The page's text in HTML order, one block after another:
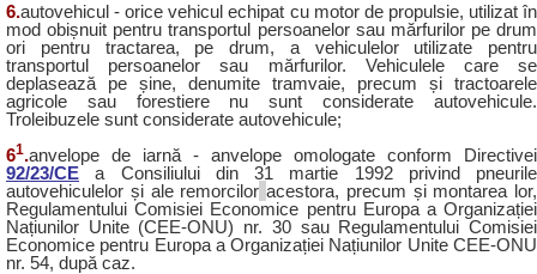
6.autovehicul - orice vehicul echipat cu motor de propulsie, utilizat în
mod obișnuit pentru transportul persoanelor sau mărfurilor pe drum
ori pentru tractarea, pe drum, a vehiculelor utilizate pentru
transportul persoanelor sau mărfurilor. Vehiculele care se
deplasează pe șine, denumite tramvaie, precum și tractoarele
agricole sau forestiere nu sunt considerate autovehicule.
Troleibuzele sunt considerate autovehicule;
61.anvelope de iarnă - anvelope omologate conform Directivei
92/23/CE a Consiliului din 31 martie 1992 privind pneurile
autovehiculelor și ale remorcilor acestora, precum și montarea lor,
Regulamentului Comisiei Economice pentru Europa a Organizației
Națiunilor Unite (CEE-ONU) nr. 30 sau Regulamentului Comisiei
Economice pentru Europa a Organizației Națiunilor Unite CEE-ONU
nr. 54, după caz.